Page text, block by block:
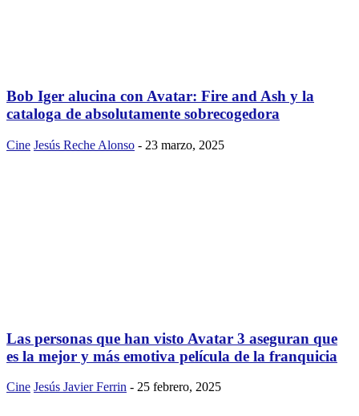
Bob Iger alucina con Avatar: Fire and Ash y la
cataloga de absolutamente sobrecogedora
Cine Jesús Reche Alonso - 23 marzo, 2025
Las personas que han visto Avatar 3 aseguran que
es la mejor y más emotiva película de la franquicia
Cine Jesús Javier Ferrin - 25 febrero, 2025